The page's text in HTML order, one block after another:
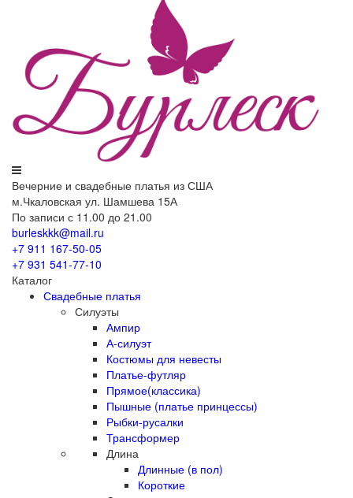
Вечерние и свадебные платья из США
м.Чкаловская ул. Шамшева 15А
По записи с 11.00 до 21.00
burleskkk@mail.ru
+7 911 167-50-05
+7 931 541-77-10
Каталог
Свадебные платья
Силуэты
Ампир
А-силуэт
Костюмы для невесты
Платье-футляр
Прямое(классика)
Пышные (платье принцессы)
Рыбки-русалки
Трансформер
Длина
Длинные (в пол)
Короткие